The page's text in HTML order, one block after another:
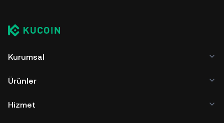
Kurumsal
Ürünler
Hizmet